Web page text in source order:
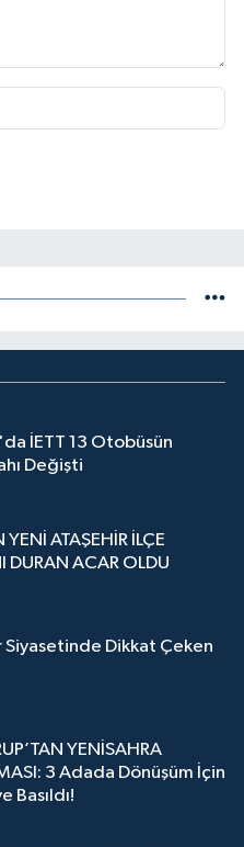
İETT 13 Otobüsün
Değişti
YENİ ATAŞEHİR İLÇE
DURAN ACAR OLDU
Siyasetinde Dikkat Çeken
YENİSAHRA
3 Adada Dönüşüm İçin
Basıldı!